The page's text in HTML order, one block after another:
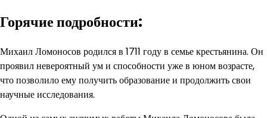
Горячие подробности:
Михаил Ломоносов родился в 1711 году в семье крестьянина. Он
проявил невероятный ум и способности уже в юном возрасте,
что позволило ему получить образование и продолжить свои
научные исследования.